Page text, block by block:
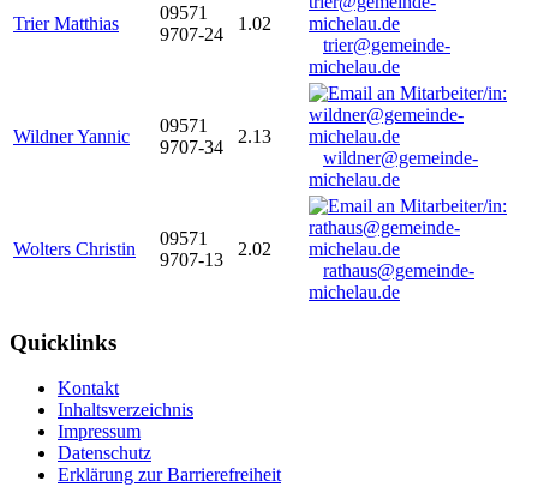
Trier Matthias
09571
9707-24
1.02
trier@gemeinde-
michelau.de
Wildner Yannic
09571
9707-34
2.13
wildner@gemeinde-
michelau.de
Wolters Christin
09571
9707-13
2.02
rathaus@gemeinde-
michelau.de
Quicklinks
Kontakt
Inhaltsverzeichnis
Impressum
Datenschutz
Erklärung zur Barrierefreiheit